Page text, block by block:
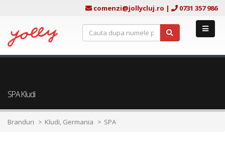
comenzi@jollycluj.ro | 0731 357 986
SPA Kludi
Branduri Kludi, Germania SPA